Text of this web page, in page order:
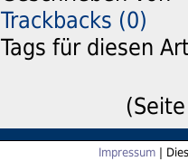
Trackbacks (0)
Tags für diesen
Impressum |